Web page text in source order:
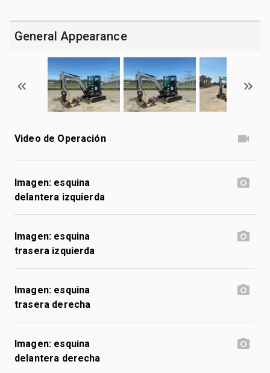
General Appearance
Video de Operación
Imagen: esquina
delantera izquierda
Imagen: esquina
trasera izquierda
Imagen: esquina
trasera derecha
Imagen: esquina
delantera derecha